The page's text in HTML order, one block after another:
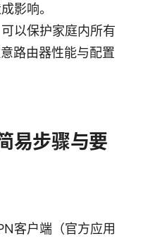
影响。
以保护家庭内所有
路由器性能与配置
易步骤与要
客户端（官方应用